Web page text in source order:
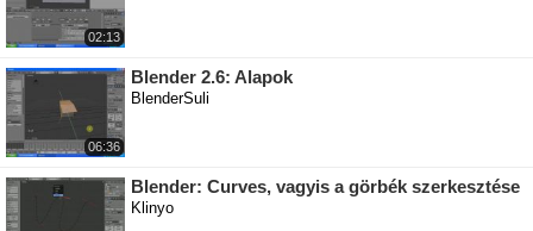
02:13
06:36
Blender 2.6: Alapok
BlenderSuli
Blender: Curves, vagyis a görbék szerkesztése
Klinyo